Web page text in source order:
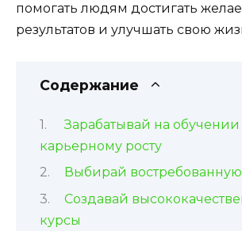
помогать людям достигать
результатов и улучшать свою
Содержание
Зарабатывай на обучении
карьерному росту
Выбирай
Создавай
курсы